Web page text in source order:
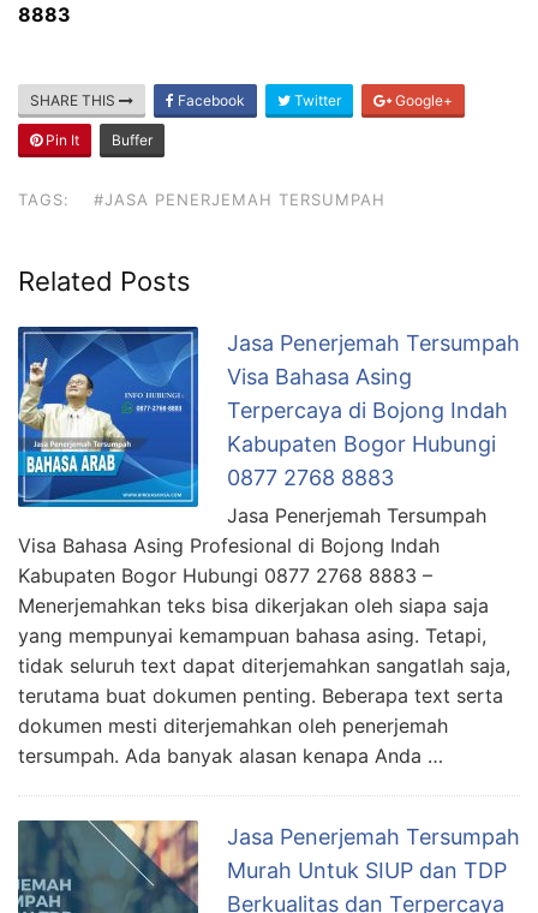
8883
SHARE THIS Facebook Twitter Google+
Pin It Buffer
TAGS: #JASA PENERJEMAH TERSUMPAH
Related Posts
Jasa Penerjemah Tersumpah
Visa Bahasa Asing
Terpercaya di Bojong Indah
Kabupaten Bogor Hubungi
0877 2768 8883
Jasa Penerjemah Tersumpah
Visa Bahasa Asing Profesional di Bojong Indah
Kabupaten Bogor Hubungi 0877 2768 8883 –
Menerjemahkan teks bisa dikerjakan oleh siapa saja
yang mempunyai kemampuan bahasa asing. Tetapi,
tidak seluruh text dapat diterjemahkan sangatlah saja,
terutama buat dokumen penting. Beberapa text serta
dokumen mesti diterjemahkan oleh penerjemah
tersumpah. Ada banyak alasan kenapa Anda …
Jasa Penerjemah Tersumpah
Murah Untuk SIUP dan TDP
Berkualitas dan Terpercaya